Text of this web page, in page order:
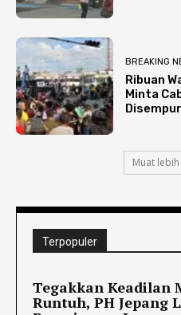
BREAKING
Ribuan
Minta
Muat
Terpopuler
Tegakkan Keadilan
Runtuh, PH Jepang